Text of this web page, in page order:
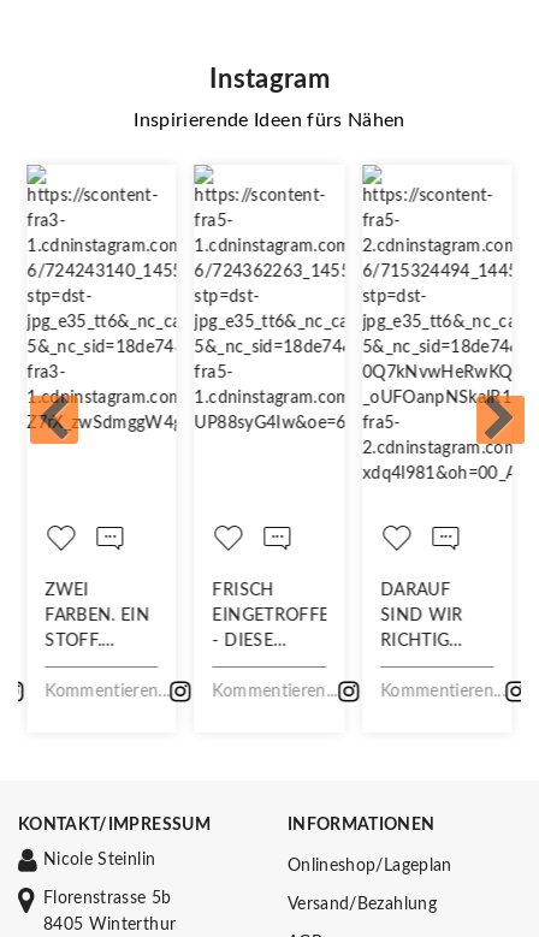
Instagram
Inspirierende Ideen fürs Nähen
ZWEI
FARBEN. EIN
STOFF.
DOPPELT SO
SCHÖN!
Kommentieren...
FRISCH
EINGETROFFEN
- DIESE
NEUHEITEN
WILLST DU
Kommentieren...
DARAUF
SIND WIR
RICHTIG
STOLZ!
Kommentieren...
KONTAKT/IMPRESSUM
Nicole Steinlin
Florenstrasse 5b
8405 Winterthur
INFORMATIONEN
Onlineshop/Lageplan
Versand/Bezahlung